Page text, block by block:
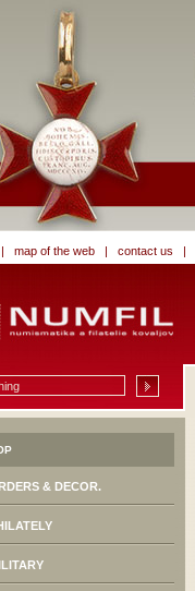
| map of the web | contact us |
& DECOR.